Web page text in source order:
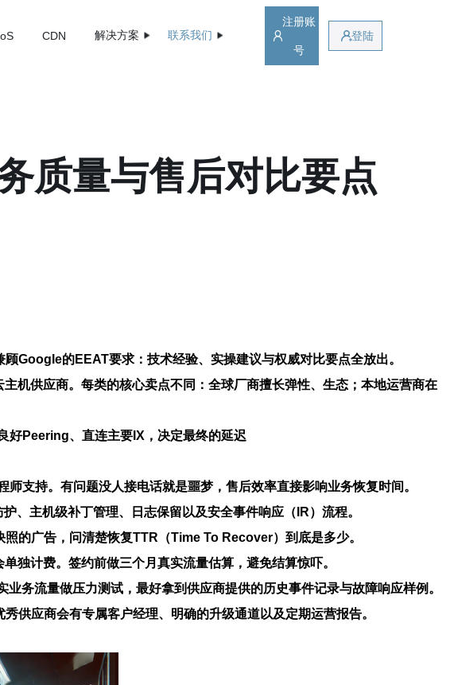
CDN 解决方案 联系我们
注册账
号
登陆
质量与售后对比要点
Google的EEAT要求：技术经验、实操建议与权威对比要点全放出。
机供应商。每类的核心卖点不同：全球厂商擅长弹性、生态；本地运营商在
好Peering、直连主要IX，决定最终的延迟
师支持。有问题没人接电话就是噩梦，售后效率直接影响业务恢复时间。
、主机级补丁管理、日志保留以及安全事件响应（IR）流程。
的广告，问清楚恢复TTR（Time To Recover）到底是多少。
独计费。签约前做三个月真实流量估算，避免结算惊吓。
流量做压力测试，最好拿到供应商提供的历史事件记录与故障响应样例。
供应商会有专属客户经理、明确的升级通道以及定期运营报告。